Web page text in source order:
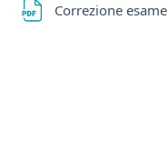
Correzione